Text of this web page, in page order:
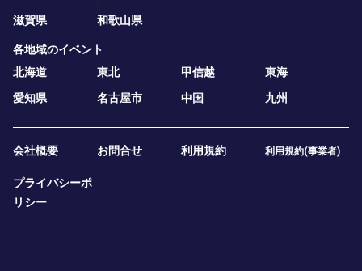
滋賀県
和歌山県
各地域のイベント
北海道
東北 甲信越
東海
愛知県
名古屋市 中国 九州
会社概要 お問合せ 利用規約 利用規約(事業者)
プライバシーポ
リシー